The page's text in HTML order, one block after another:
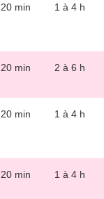
20 min 1 à 4 h
20 min 2 à 6 h
20 min 1 à 4 h
20 min 1 à 4 h